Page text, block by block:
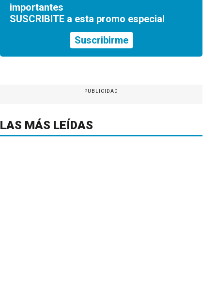
importantes
SUSCRIBITE a esta promo especial
Suscribirme
PUBLICIDAD
LAS MÁS LEÍDAS